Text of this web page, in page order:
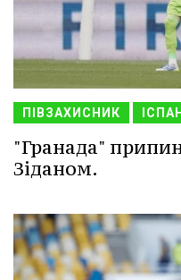
ПІВЗАХИСНИК
"Гранада"
Зіданом.